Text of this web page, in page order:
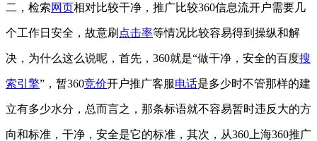
二，检索网页相对比较干净，推广比较360信息流开户需要几
个工作日安全，故意刷 点击率等情况比较容易得到操纵和解
决，为什么这么说呢，首先，360就是“做干净，安全的百度搜
索引擎”，暂360竞价开户推广客服电话是多少时不管那样的建
立有多少水分，总而言之，那条标语就不容易暂时违反大的方
向和标准，干净，安全是它的标准，其次，从360上海360推广